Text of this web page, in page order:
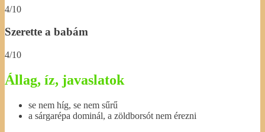
4/10
Szerette a babám
4/10
Állag, íz, javaslatok
se nem híg, se nem sűrű
a sárgarépa dominál, a zöldborsót nem érezni